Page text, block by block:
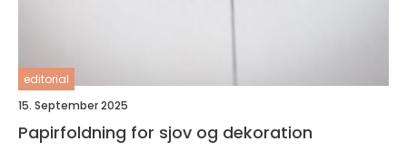
editorial
15. September 2025
Papirfoldning for sjov og dekoration